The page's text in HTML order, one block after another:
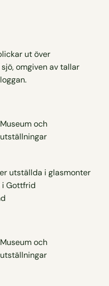
Museum och
utställningar
Museum och
utställningar